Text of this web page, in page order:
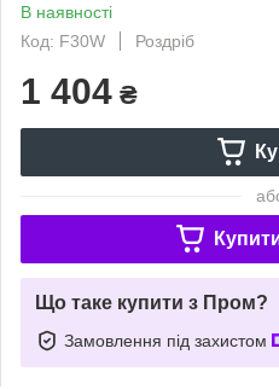
В наявності
Код: F30W
Роздріб
1 404 ₴
Що таке купити з Пром?
Замовлення під захистом